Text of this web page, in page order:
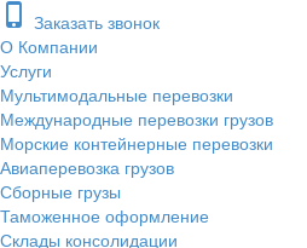
phone_iphone Заказать звонок
О Компании
Услуги
Мультимодальные перевозки
Международные перевозки грузов
Морские контейнерные перевозки
Авиаперевозка грузов
Сборные грузы
Таможенное оформление
Склады консолидации